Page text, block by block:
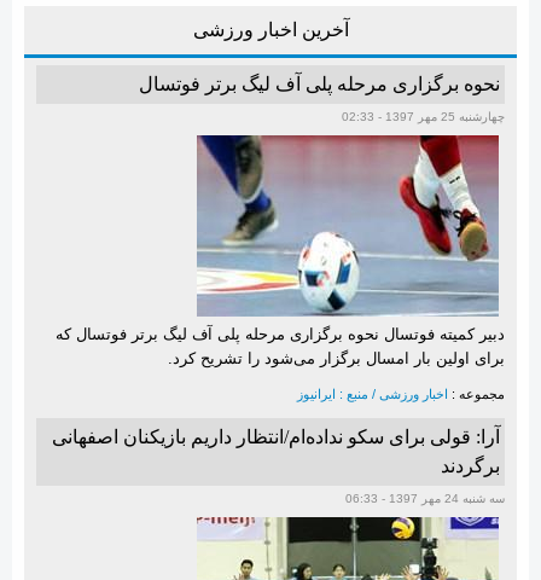
تحولات منطقه
سایر رسانه ها
فناوری
فیلم
تصاویر روزنامه ها
شایعات فضای مجازی
آخرین اخبار ورزشی
نحوه برگزاری مرحله پلی آف لیگ برتر فوتسال
چهارشنبه 25 مهر 1397 - 02:33
دبیر کمیته فوتسال نحوه برگزاری مرحله پلی آف لیگ برتر فوتسال که
برای اولین بار امسال برگزار می‌شود را تشریح کرد.
مجموعه : اخبار ورزشی / منبع : ایرانیوز
آرا: قولی برای سکو نداده‌ام/انتظار داریم بازیکنان اصفهانی
برگردند
سه شنبه 24 مهر 1397 - 06:33